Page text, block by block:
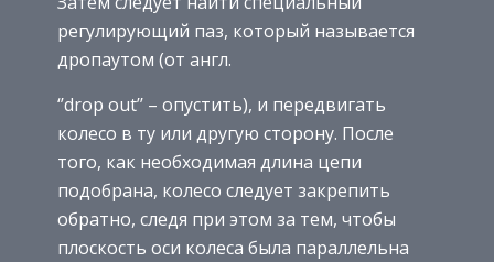
регулирующий паз, который называется
дропаутом (от англ.
‘’drop out’’ – опустить), и передвигать
колесо в ту или другую сторону. После
того, как необходимая длина цепи
подобрана, колесо следует закрепить
обратно, следя при этом за тем, чтобы
плоскость оси колеса была параллельна